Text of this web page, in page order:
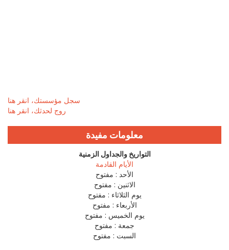
سجل مؤسستك، انقر هنا
روج لحدثك، انقر هنا
معلومات مفيدة
التواريخ والجداول الزمنية
الأيام القادمة
الأحد : مفتوح
الاثنين : مفتوح
يوم الثلاثاء : مفتوح
الأربعاء : مفتوح
يوم الخميس : مفتوح
جمعة : مفتوح
السبت : مفتوح